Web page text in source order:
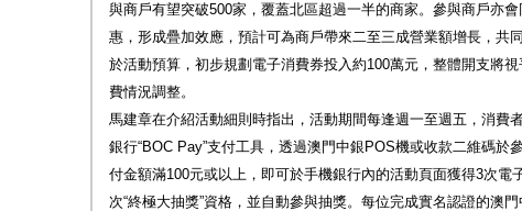
與商戶有望突破500家，覆蓋北區超過一半的商家。參與商戶亦
惠，形成疊加效應，預計可為商戶帶來二至三成營業額增長，共
於活動預算，初步規劃電子消費券投入約100萬元，整體開支將
費情況調整。
馬建章在介紹活動細則時指出，活動期間每逢週一至週五，消費
銀行“BOC Pay”支付工具，透過澳門中銀POS機或收款二維碼於
付金額滿100元或以上，即可於手機銀行內的活動頁面獲得3次電
次“終極大抽獎”資格，並自動參與抽獎。每位完成實名認證的澳門